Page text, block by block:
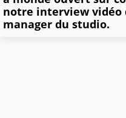
notre interview vidéo
manager du studio.